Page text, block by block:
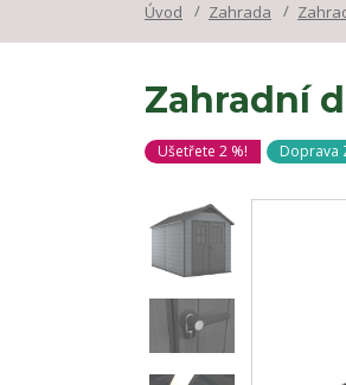
Úvod Zahrada
Zahradní
Ušetřete 2 %! Doprava